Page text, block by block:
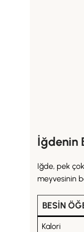
İğdenin
Iğde, pek
meyvesinin
BESIN
Kalori